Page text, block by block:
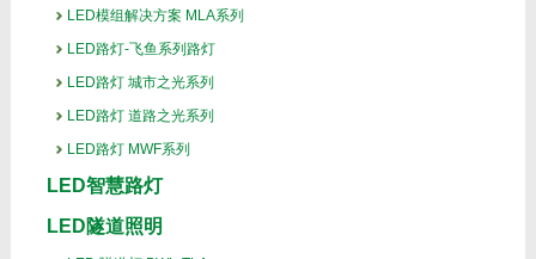
LED模组解决方案 MLA系列
LED路灯-飞鱼系列路灯
LED路灯 城市之光系列
LED路灯 道路之光系列
LED路灯 MWF系列
LED智慧路灯
LED隧道照明